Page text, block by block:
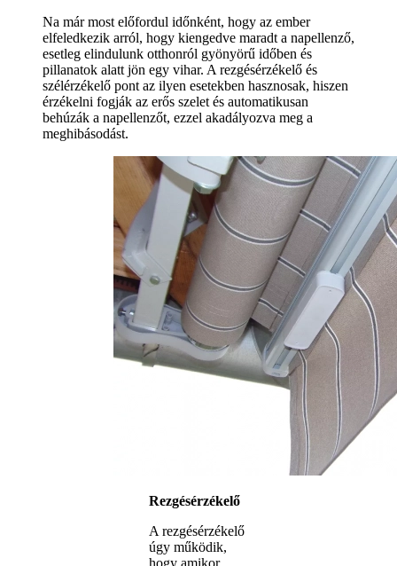
Na már most előfordul időnként, hogy az ember
elfeledkezik arról, hogy kiengedve maradt a napellenző,
esetleg elindulunk otthonról gyönyörű időben és
pillanatok alatt jön egy vihar. A rezgésérzékelő és
szélérzékelő pont az ilyen esetekben hasznosak, hiszen
érzékelni fogják az erős szelet és automatikusan
behúzák a napellenzőt, ezzel akadályozva meg a
meghibásodást.
Rezgésérzékelő
A rezgésérzékelő
úgy működik,
hogy amikor